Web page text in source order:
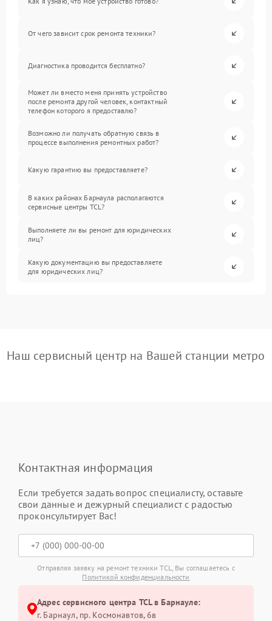
От чего зависит срок ремонта техники?
Диагностика проводится бесплатно?
Может ли вместо меня принять устройство
после ремонта другой человек, контактный
телефон которого я предоставлю?
Возможно ли получать обратную связь в
процессе выполнения ремонтных работ?
Какую гарантию вы предоставляете?
В каких районах Барнаула располагаются
сервисные центры TCL?
Выполняете ли вы ремонт для юридических
лиц?
Какую документацию вы предоставляете
для юридических лиц?
Наш сервисный центр на Вашей станции метро
Контактная информация
Если требуется задать вопрос специалисту, оставьте
свои данные и дежурный специалист с радостью
проконсультирует Вас!
Отправляя заявку на ремонт техники TCL, Вы соглашаетесь с
Политикой конфиденциальности
Адрес сервисного центра TCL в Барнауле:
г. Барнаул, ​пр. Космонавтов, 6в